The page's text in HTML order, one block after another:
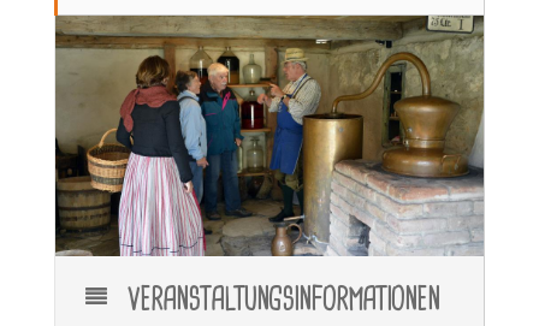
VERANSTALTUNGSINFORMATIONEN